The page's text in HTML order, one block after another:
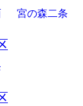
宮の森二条